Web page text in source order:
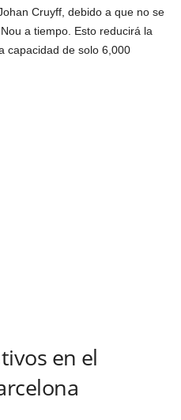
Cruyff, debido a que no se
a tiempo. Esto reducirá la
capacidad de solo 6,000
en el